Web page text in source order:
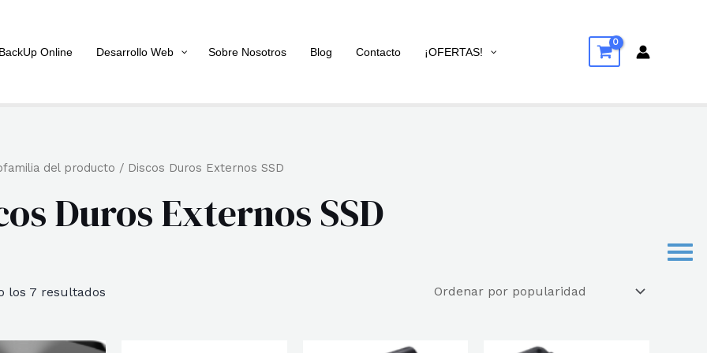
BackUp Online Desarrollo Web Sobre Nosotros Blog Contacto ¡OFERTAS!
del producto / Discos Duros Externos SSD
Duros Externos SSD
los 7 resultados